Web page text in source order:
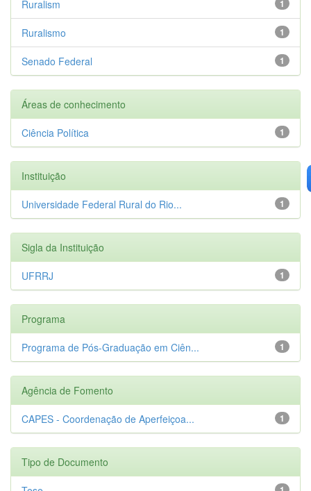
1
Ruralism
1
Ruralismo
1
Senado Federal
Áreas de conhecimento
1
Ciência Política
Instituição
1
Universidade Federal Rural do Rio...
Sigla da Instituição
1
UFRRJ
Programa
1
Programa de Pós-Graduação em Ciên...
Agência de Fomento
1
CAPES - Coordenação de Aperfeiçoa...
Tipo de Documento